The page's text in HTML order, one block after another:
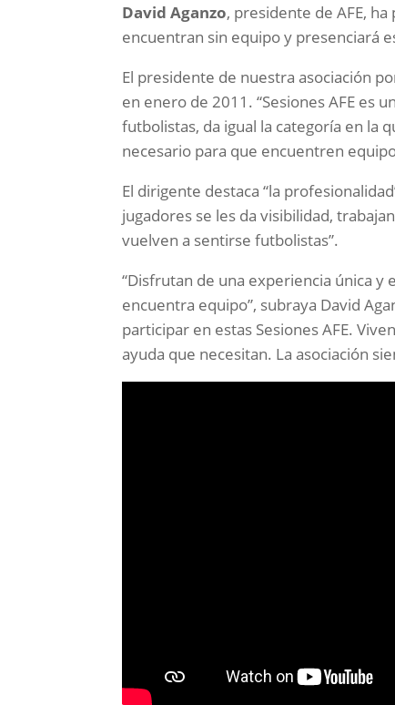
David Aganzo, presidente de AFE,
encuentran sin equipo y presenciará
El presidente de nuestra asociación
en enero de 2011. “Sesiones AFE es
futbolistas, da igual la categoría en la
necesario para que encuentren
El dirigente destaca “la
jugadores se les da visibilidad,
vuelven a sentirse futbolistas”.
“Disfrutan de una experiencia única
encuentra equipo”, subraya David
participar en estas Sesiones AFE.
ayuda que necesitan. La asociación